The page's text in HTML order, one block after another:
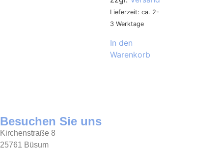
Lieferzeit: ca. 2-
3 Werktage
In den
Warenkorb
Besuchen Sie uns
Kirchenstraße 8
25761 Büsum